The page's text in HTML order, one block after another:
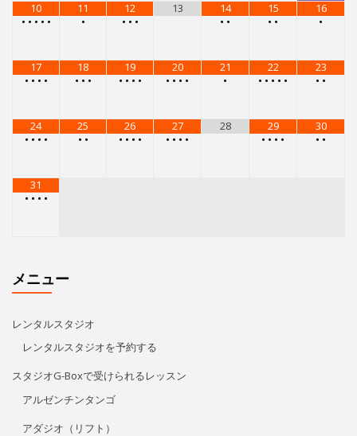
10
• • • • •
11
•
12
• • •
13
14
• •
15
• •
16
•
17
• • • •
18
• • •
19
• • • •
20
• • • •
21
•
22
• • • • •
23
• •
24
• • • •
25
• •
26
• • • •
27
• • • •
28
29
• • • •
30
• •
31
• • • •
メニュー
レンタルスタジオ
レンタルスタジオを予約する
スタジオG-Boxで受けられるレッスン
アルゼンチンタンゴ
アダジオ（リフト）